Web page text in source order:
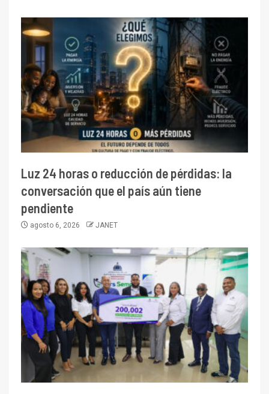
Luz 24 horas o reducción de pérdidas: la
conversación que el país aún tiene
pendiente
agosto 6, 2026 JANET